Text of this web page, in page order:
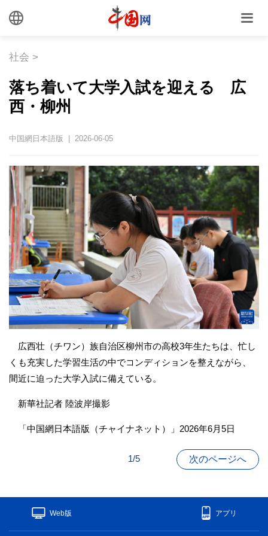
社会 >
落ち着いて大学入試を迎える 広
西・柳州
中国網日本語版 | 2026-06-05
広西壮（チワン）族自治区柳州市の高校3年生たちは、忙し
くも充実した学習生活の中でコンディションを整えながら、
間近に迫った大学入試に備えている。
新華社記者 陸波岸撮影
「中国網日本語版（チャイナネット）」2026年6月5日
1/5 次のページへ
Web版 アプリ